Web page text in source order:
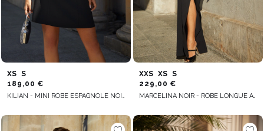
XS S
189,00 €
KILIAN - MINI ROBE ESPAGNOLE NOIRE
XXS XS S
229,00 €
MARCELINA NOIR - ROBE LONGUE AVEC EMBELLISSEMENT FLORAL